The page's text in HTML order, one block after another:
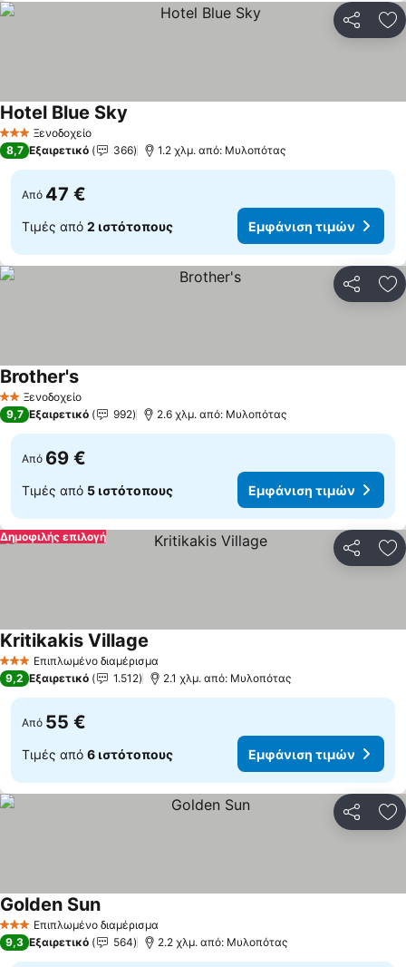
3 ΑστέριαΞενοδοχείο
Hotel Blue Sky
8,7 Εξαιρετικό 366 1.2 χλμ. από: Μυλοπότας
Από 47 €
Τιμές από 2 ιστότοπους Εμφάνιση τιμών
2 ΑστέριαΞενοδοχείο
Brother'sΕμφάνιση τιμών
9,7 Εξαιρετικό 992 2.6 χλμ. από: Μυλοπότας
Από 69 €
Τιμές από 5 ιστότοπους Εμφάνιση τιμών
Δημοφιλής επιλογή
3 ΑστέριαΕπιπλωμένο διαμέρισμα
Kritikakis Village
9,2 Εξαιρετικό 1.512 2.1 χλμ. από: Μυλοπότας
Από 55 €
Τιμές από 6 ιστότοπους Εμφάνιση τιμών
3 ΑστέριαΕπιπλωμένο διαμέρισμα
Golden SunΕμφάνιση τιμών
9,3 Εξαιρετικό 564 2.2 χλμ. από: Μυλοπότας